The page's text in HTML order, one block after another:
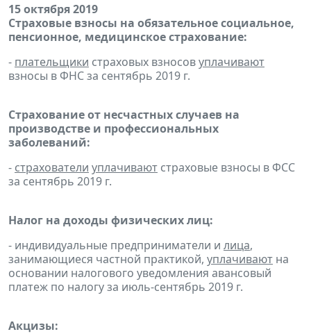
15 октября 2019
Страховые взносы на обязательное социальное,
пенсионное, медицинское страхование:
- плательщики страховых взносовуплачивают
взносы в ФНС за сентябрь 2019 г.
Страхование от несчастных случаев на
производстве и профессиональных
заболеваний:
- страхователи уплачивают страховые взносы в ФСС
за сентябрь 2019 г.
Налог на доходы физических лиц:
- индивидуальные предприниматели и лица,
занимающиеся частной практикой, уплачивают на
основании налогового уведомления авансовый
платеж по налогу за июль-сентябрь 2019 г.
Акцизы: